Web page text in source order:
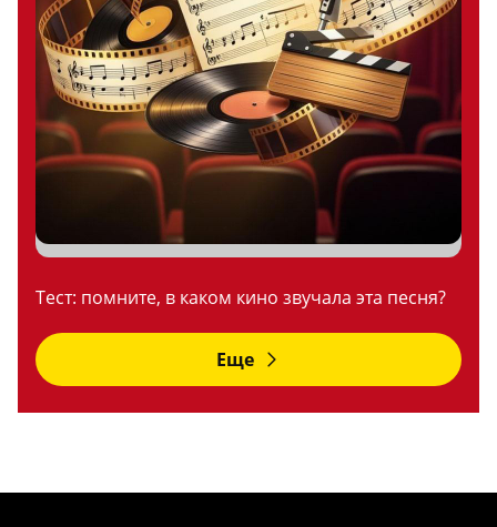
Тест: помните, в каком кино звучала эта песня?
Еще